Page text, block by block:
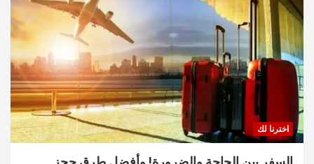
اخترنا لك